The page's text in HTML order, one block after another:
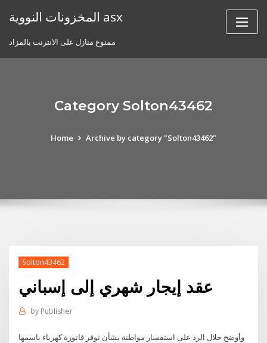
المخزونات النووية asx
ممنوع منازل على الانترنت بالمزاد
Category Solton43462
Home Archive by category "Solton43462"
Solton43462
عقد إيجار شهري إلى إسباني
by Publisher
وأوضح خلال الرد على استفسار مواطنة بشأن توفر فاتورة كهرباء باسمها